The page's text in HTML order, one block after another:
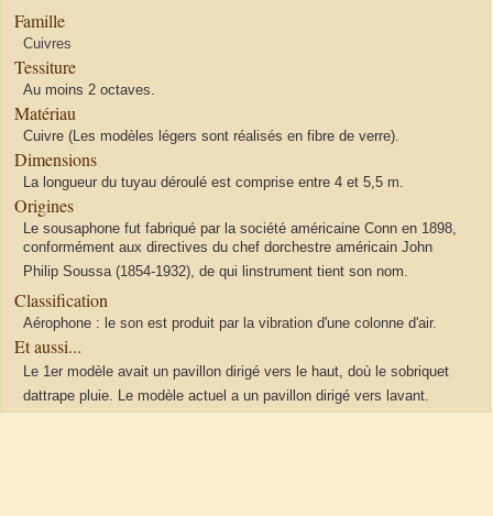
Famille
Cuivres
Tessiture
Au moins 2 octaves.
Matériau
Cuivre (Les modèles légers sont réalisés en fibre de verre).
Dimensions
La longueur du tuyau déroulé est comprise entre 4 et 5,5 m.
Origines
Le sousaphone fut fabriqué par la société américaine Conn en 1898,
conformément aux directives du chef dorchestre américain John
Philip Soussa (1854-1932), de qui linstrument tient son nom.
Classification
Aérophone : le son est produit par la vibration d'une colonne d'air.
Et aussi...
Le 1er modèle avait un pavillon dirigé vers le haut, doù le sobriquet
dattrape pluie. Le modèle actuel a un pavillon dirigé vers lavant.